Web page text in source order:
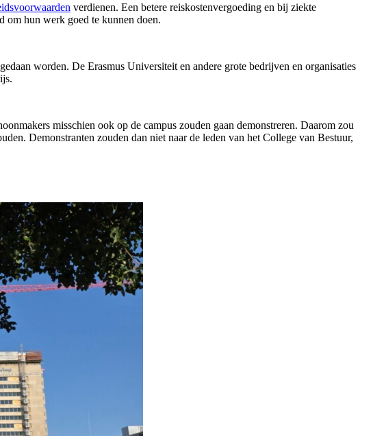
verdienen. Een betere reiskostenvergoeding en bij ziekte
om hun werk goed te kunnen doen.
worden. De Erasmus Universiteit en andere grote bedrijven en organisaties
misschien ook op de campus zouden gaan demonstreren. Daarom zou
Demonstranten zouden dan niet naar de leden van het College van Bestuur,